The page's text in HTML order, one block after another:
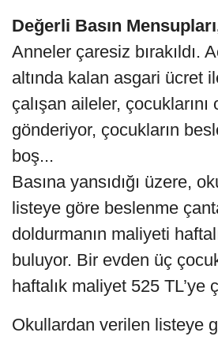
Değerli Basın
Anneler çaresiz bırakıldı.
altında kalan asgari ücret
çalışan aileler, çocuklarını
gönderiyor, çocukların
boş...
Basına yansıdığı üzere,
listeye göre beslenme
doldurmanın maliyeti
buluyor. Bir evden üç
haftalık maliyet 525 TL’ye
Okullardan verilen listeye